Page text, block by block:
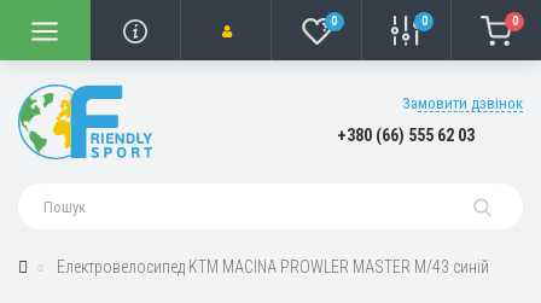
0 0 0
Замовити дзвінок
+380 (66) 555 62 03
Електровелосипед KTM MACINA PROWLER MASTER M/43 синій